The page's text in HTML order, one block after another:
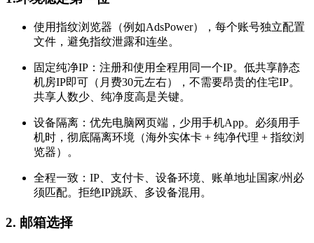
使用指纹浏览器（例如AdsPower），每个账号独立配置
文件，避免指纹泄露和连坐。
固定纯净IP：注册和使用全程用同一个IP。低共享静态
机房IP即可（月费30元左右），不需要昂贵的住宅IP。
共享人数少、纯净度高是关键。
设备隔离：优先电脑网页端，少用手机App。必须用手
机时，彻底隔离环境（海外实体卡 + 纯净代理 + 指纹浏
览器）。
全程一致：IP、支付卡、设备环境、账单地址国家/州必
须匹配。拒绝IP跳跃、多设备混用。
2. 邮箱选择